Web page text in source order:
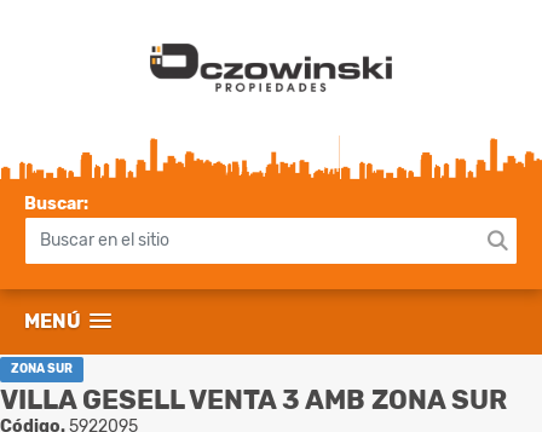
Buscar:
MENÚ
ZONA SUR
VILLA GESELL VENTA 3 AMB ZONA SUR
Código.5922095